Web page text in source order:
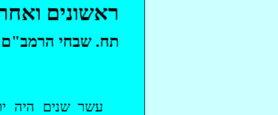
ראשונים
תח. שבחי הרמב"ם
‏עשר שנים היה